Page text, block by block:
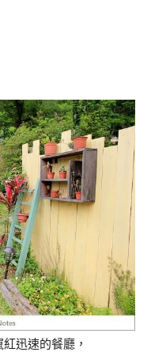
迅速的餐廳，